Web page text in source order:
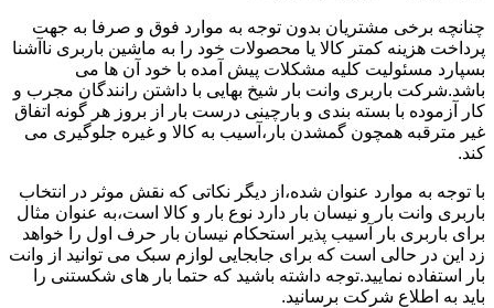
چنانچه برخی مشتریان بدون توجه به موارد فوق و صرفا به جهت
پرداخت هزینه کمتر کالا یا محصولات خود را به ماشین باربری ناآشنا
بسپارد مسئولیت کلیه مشکلات پیش آمده با خود آن ها می
باشد.شرکت باربری وانت بار شیخ بهایی با داشتن رانندگان مجرب و
کار آزموده با بسته بندی و بارچینی درست بار از بروز هر گونه اتفاق
غیر مترقبه همچون گمشدن بار،آسیب به کالا و غیره جلوگیری می
کند.
با توجه به موارد عنوان شده،از دیگر نکاتی که نقش موثر در انتخاب
باربری وانت بار و نیسان بار دارد نوع بار و کالا است،به عنوان مثال
برای باربری بار آسیب پذیر استحکام نیسان بار حرف اول را خواهد
زد این در حالی است که برای جابجایی لوازم سبک می توانید از وانت
بار استفاده نمایید.توجه داشته باشید که حتما بار های شکستنی را
باید به اطلاع شرکت برسانید.